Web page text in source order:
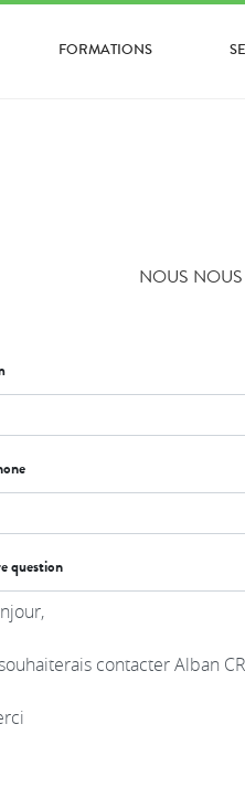
FORMATIONS
NOUS
question